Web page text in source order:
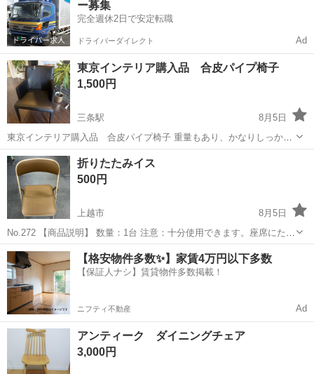
入しましたが、...ー募集
完全週休2日で安定転職
ドライバーダイレクト Ad
東京インテリア購入品 合皮パイプ椅子
1,500円
三条駅
8月5日
東京インテリア購入品 合皮パイプ椅子 重量もあり、かなりしっかり
としておりますが、合皮が剥げているため格安にしました！ 中のパイ
プ椅子は、しっかりしていますので合皮部分を張り替えられる方、い
かがでしょうか？ 剥がれ箇所は画...
新潟 三条市 三条駅 椅子
折りたたみイス
500円
上越市
8月5日
No.272 【商品説明】 数量：1台 注意：十分使用できます。座席にたば
こで焼けた跡のような小さな穴があります。その他プラのストッパー
の破損がります。よく状態を確認の上ご購入下さい。 【受け渡し方
法...
新潟 上越市 椅子 イオン
【格安物件多数✨】家賃4万円以下多数
【保証人ナシ】賃貸物件多数掲載！
ニフティ不動産 Ad
アンティーク ダイニングチェア
3,000円